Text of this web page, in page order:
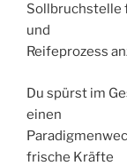
Sollbruchstelle
und
Reifeprozess
Du spürst im
einen
frische Kräfte